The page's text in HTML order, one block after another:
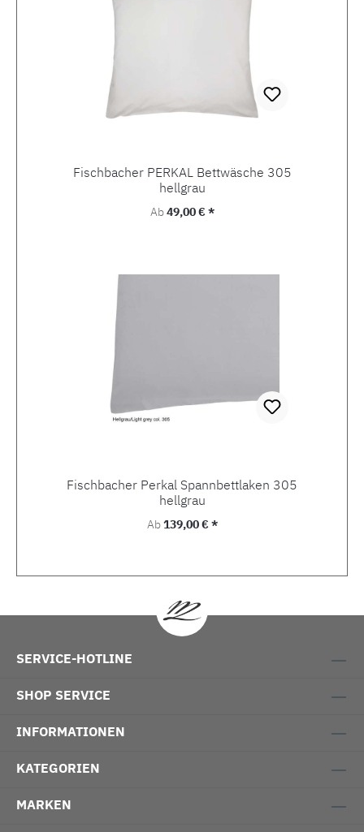
Fischbacher PERKAL Bettwäsche 305
hellgrau
Regulärer Preis:
Ab49,00 € *
Fischbacher Perkal Spannbettlaken 305
hellgrau
Regulärer Preis:
Ab139,00 € *
SERVICE-HOTLINE
SHOP SERVICE
INFORMATIONEN
KATEGORIEN
MARKEN